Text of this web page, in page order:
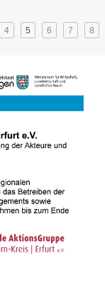
4 5 6 7 8